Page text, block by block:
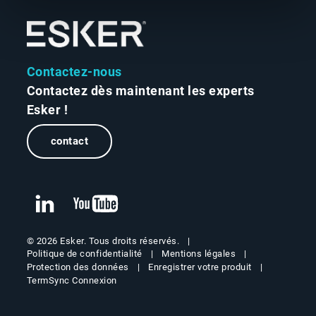
Contactez-nous
Contactez dès maintenant les experts
Esker !
contact
© 2026 Esker. Tous droits réservés.
Politique de confidentialité
Mentions légales
Protection des données
Enregistrer votre produit
TermSync Connexion